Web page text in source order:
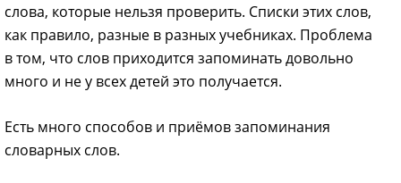
слова, которые нельзя проверить. Списки этих слов,
как правило, разные в разных учебниках. Проблема
в том, что слов приходится запоминать довольно
много и не у всех детей это получается.
Есть много способов и приёмов запоминания
словарных слов.